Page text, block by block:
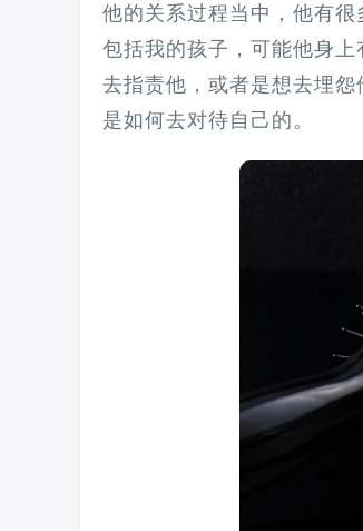
他的关系过程当中，他有
包括我的孩子，可能他身
去指责他，或者是想去埋
是如何去对待自己的。